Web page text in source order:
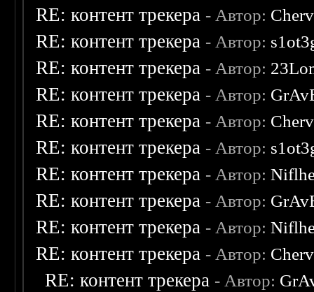
RE: контент трекера - Автор:
RE: контент трекера - Автор:
RE: контент трекера - Автор:
RE: контент трекера - Автор:
RE: контент трекера - Автор:
RE: контент трекера - Автор:
RE: контент трекера - Автор:
RE: контент трекера - Автор:
RE: контент трекера - Автор:
RE: контент трекера - Автор:
RE: контент трекера - Автор: